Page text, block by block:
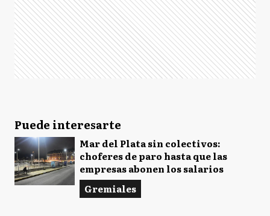
Puede interesarte
Mar del Plata sin colectivos:
choferes de paro hasta que las
empresas abonen los salarios
Gremiales